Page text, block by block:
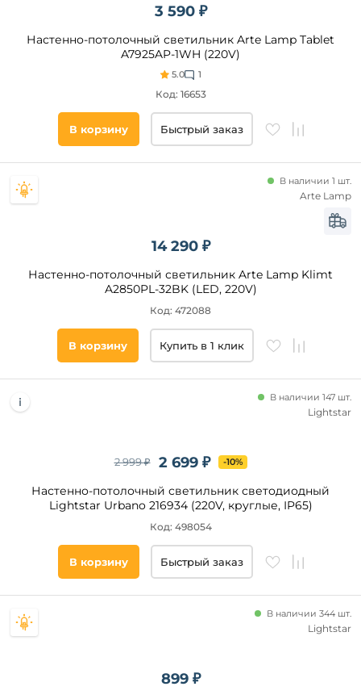
3 590 ₽
Настенно-потолочный светильник Arte Lamp Tablet
A7925AP-1WH (220V)
5.0 1
Код: 16653
В корзину Быстрый заказ
14 290 ₽
Настенно-потолочный светильник Arte Lamp Klimt
A2850PL-32BK (LED, 220V)
В наличии 1 шт.
Код: 472088
Arte Lamp
В корзину Купить в 1 клик
2 699 ₽
2 999 ₽ -10%
Настенно-потолочный светильник светодиодный
Lightstar Urbano 216934 (220V, круглые, IP65)
В наличии 147 шт.
Код: 498054
Lightstar
В корзину Быстрый заказ
899 ₽
В наличии 344 шт.
Lightstar